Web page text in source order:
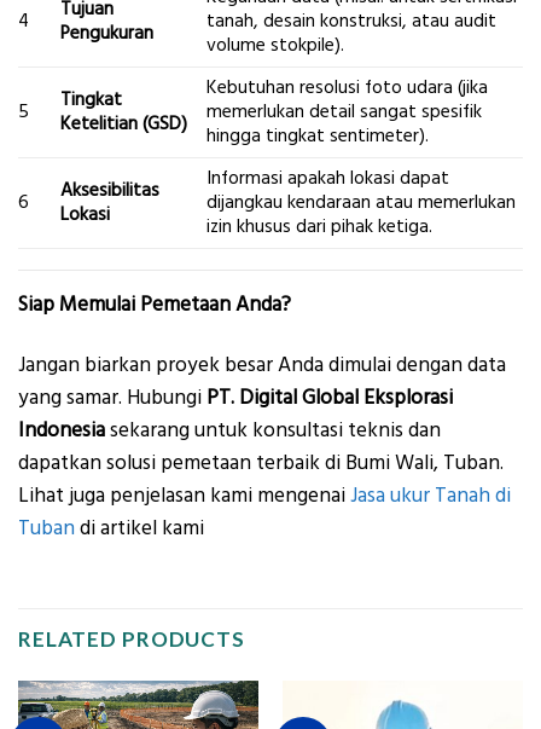
4
Tujuan
Pengukuran
tanah, desain konstruksi, atau audit
volume stokpile).
5
Tingkat
Ketelitian (GSD)
Kebutuhan resolusi foto udara (jika
memerlukan detail sangat spesifik
hingga tingkat sentimeter).
6
Aksesibilitas
Lokasi
Informasi apakah lokasi dapat
dijangkau kendaraan atau memerlukan
izin khusus dari pihak ketiga.
Siap Memulai Pemetaan Anda?
Jangan biarkan proyek besar Anda dimulai dengan data
yang samar. Hubungi PT. Digital Global Eksplorasi
Indonesiasekarang untuk konsultasi teknis dan
dapatkan solusi pemetaan terbaik di Bumi Wali, Tuban.
Lihat juga penjelasan kami mengenaiJasa ukur Tanah di
Tubandi artikel kami
RELATED PRODUCTS